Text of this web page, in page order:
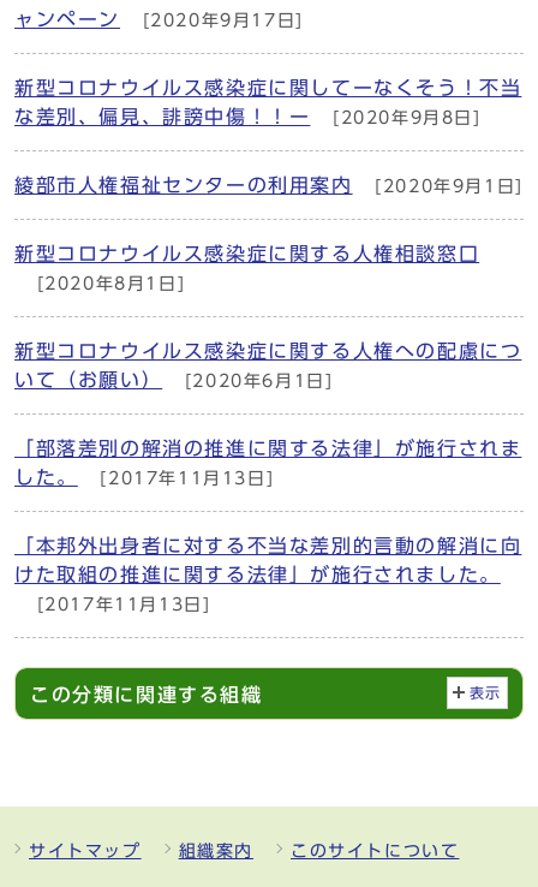
ャンペーン
[2020年9月17日]
新型コロナウイルス感染症に関してーなくそう！不当
な差別、偏見、誹謗中傷！！ー
[2020年9月8日]
綾部市人権福祉センターの利用案内 [2020年9月1日]
新型コロナウイルス感染症に関する人権相談窓口
[2020年8月1日]
新型コロナウイルス感染症に関する人権への配慮につ
いて（お願い）
[2020年6月1日]
「部落差別の解消の推進に関する法律」が施行されま
した。
[2017年11月13日]
「本邦外出身者に対する不当な差別的言動の解消に向
けた取組の推進に関する法律」が施行されました。
[2017年11月13日]
この分類に関連する組織 表示
サイトマップ 組織案内 このサイトについて